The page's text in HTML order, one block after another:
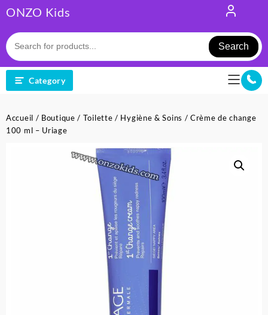
to
content
ONZO Kids
Search
Category
Accueil / Boutique / Toilette / Hygiène & Soins / Crème de change
100 ml – Uriage